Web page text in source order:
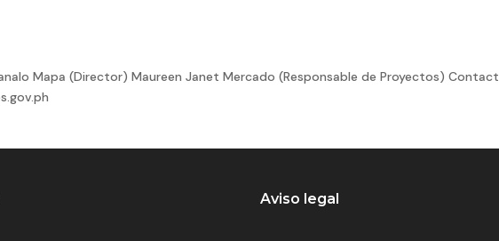
Mapa (Director) Maureen Janet Mercado (Responsable de Proyectos)
Aviso legal